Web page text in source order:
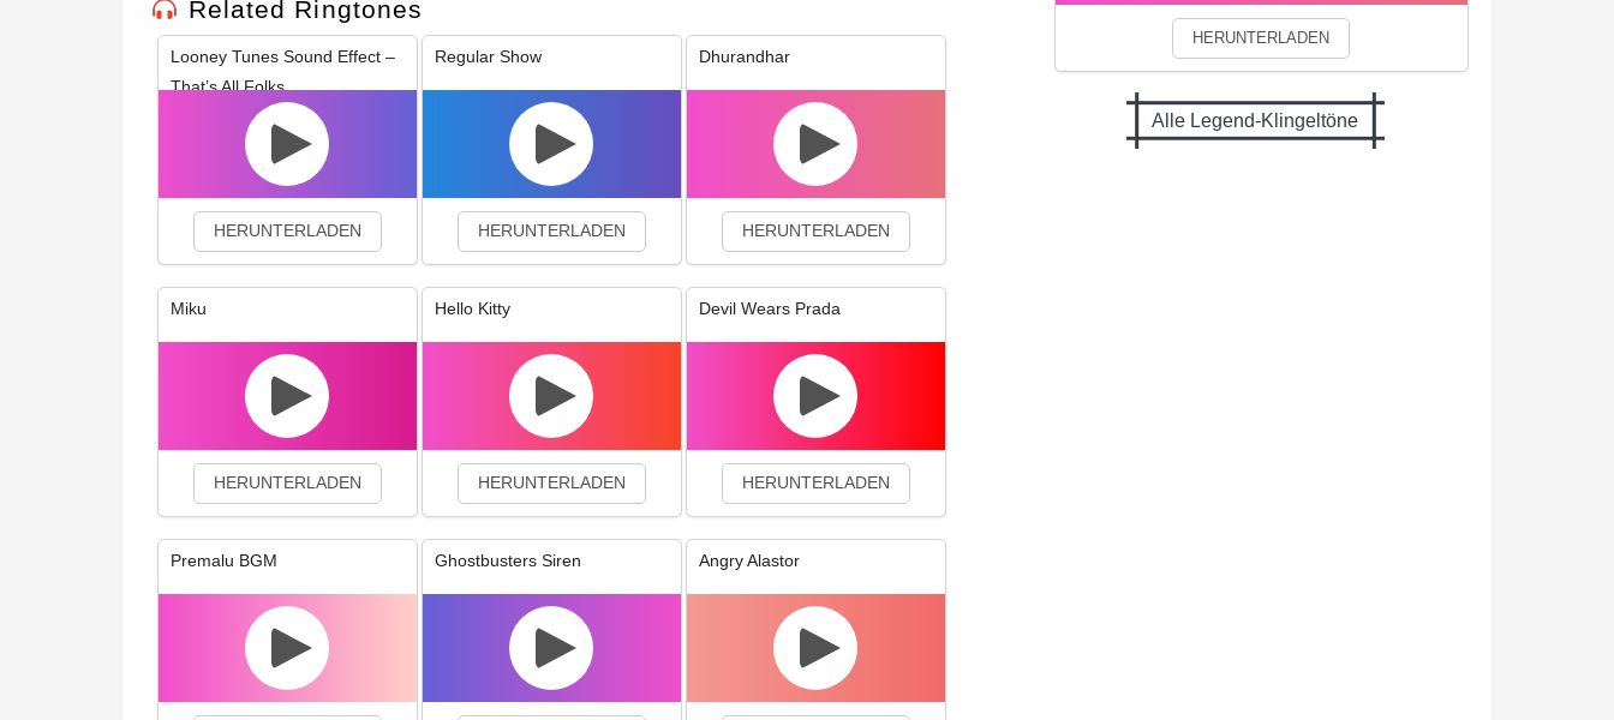
Related Ringtones
Looney Tunes Sound Effect –
That’s All Folks
HERUNTERLADEN
Regular Show
HERUNTERLADEN
Dhurandhar
HERUNTERLADEN
Miku
HERUNTERLADEN
Hello Kitty
HERUNTERLADEN
Devil Wears Prada
HERUNTERLADEN
Premalu BGM Ghostbusters Siren Angry Alastor
HERUNTERLADEN
Alle Legend-Klingeltöne